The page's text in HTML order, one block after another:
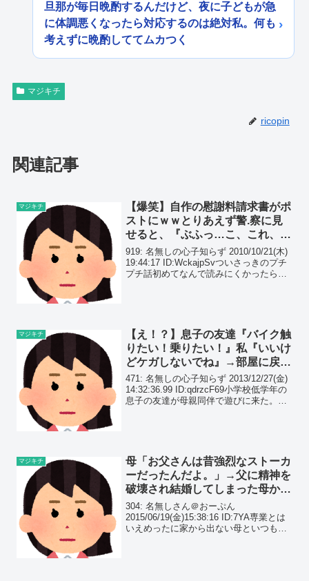
旦那が毎日晩酌するんだけど、夜に子どもが急
に体調悪くなったら対応するのは絶対私。何も
考えずに晩酌しててムカつく
マジキチ
ricopin
関連記事
マジキチ
【爆笑】自作の慰謝料請求書がポ
ストにｗｗとりあえず警.察に見
せると、『ぶふっ…こ、これ、脅
迫、…くくっ』と腹筋崩壊ｗｗ
919: 名無しの心子知らず 2010/10/21(木)
19:44:17 ID:WckajpSvついさっきのプチ
プチ話初めてなんで読みにくかったらご
マジキチ
【え！？】息子の友達『バイク触
りたい！乗りたい！』私『いいけ
どケガしないでね』→部屋に戻っ
たら、外から悲鳴が聞こえてき
て…
471: 名無しの心子知らず 2013/12/27(金)
14:32:36.99 ID:qdrzcF69小学校低学年の
息子の友達が母親同伴で遊びに来た。家
マジキチ
母「お父さんは昔強烈なストーカ
ーだったんだよ。」→父に精神を
破壊され結婚してしまった母から
語られた凄まじい馴れ初め話。
304: 名無しさん＠おーぷん
2015/06/19(金)15:38:16 ID:7YA専業とは
いえめったに家から出ない母といつもく